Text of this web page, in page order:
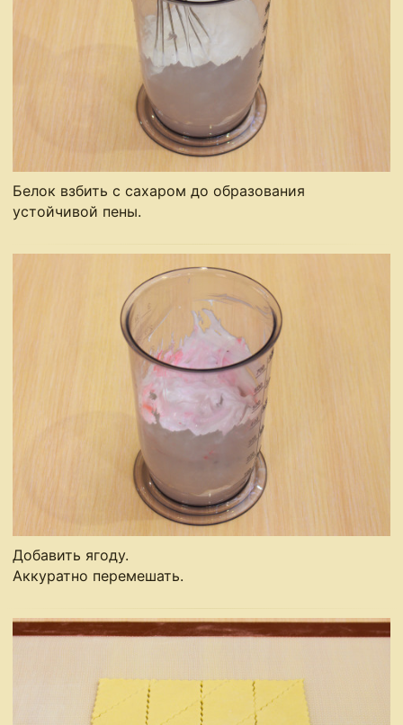
Белок взбить с сахаром до образования
устойчивой пены.
Добавить ягоду.
Аккуратно перемешать.